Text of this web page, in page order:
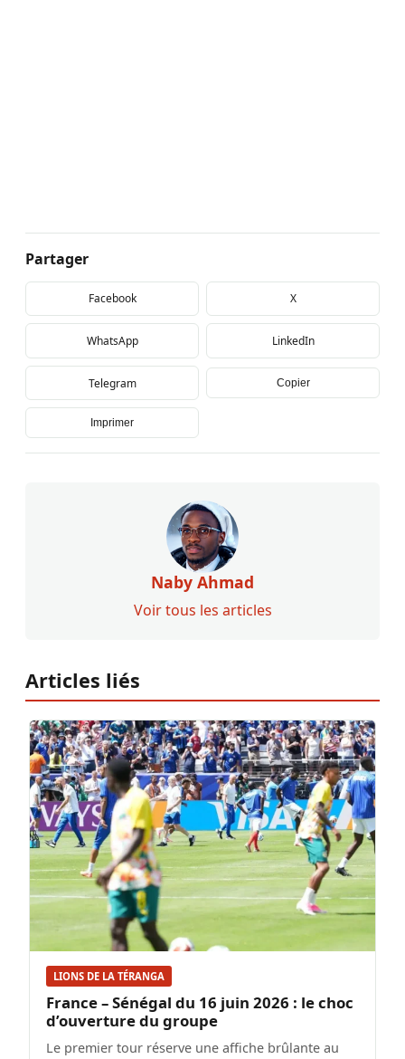
Partager
Facebook X
WhatsApp LinkedIn
Telegram Copier
Imprimer
Naby Ahmad
Voir tous les articles
Articles liés
LIONS DE LA TÉRANGA
France – Sénégal du 16 juin 2026 : le choc
d’ouverture du groupe
Le premier tour réserve une affiche brûlante au